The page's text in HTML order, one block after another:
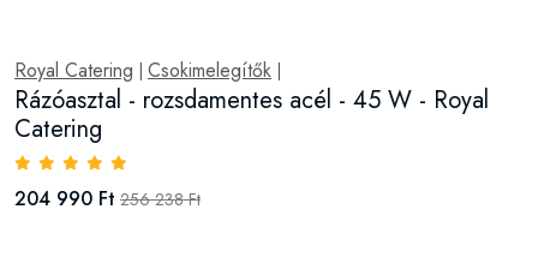
Royal Catering Csokimelegítők
Rázóasztal - rozsdamentes acél - 45 W - Royal
Catering
204 990 Ft 256 238 Ft